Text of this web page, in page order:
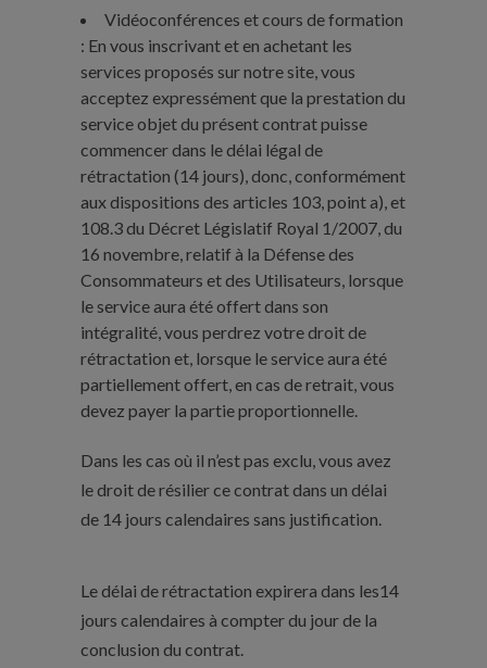
Vidéoconférences et cours de formation
: En vous inscrivant et en achetant les
services proposés sur notre site, vous
acceptez expressément que la prestation du
service objet du présent contrat puisse
commencer dans le délai légal de
rétractation (14 jours), donc, conformément
aux dispositions des articles 103, point a), et
108.3 du Décret Législatif Royal 1/2007, du
16 novembre, relatif à la Défense des
Consommateurs et des Utilisateurs, lorsque
le service aura été offert dans son
intégralité, vous perdrez votre droit de
rétractation et, lorsque le service aura été
partiellement offert, en cas de retrait, vous
devez payer la partie proportionnelle.
Dans les cas où il n’est pas exclu, vous avez
le droit de résilier ce contrat dans un délai
de 14 jours calendaires sans justification.
Le délai de rétractation expirera dans les14
jours calendaires à compter du jour de la
conclusion du contrat.